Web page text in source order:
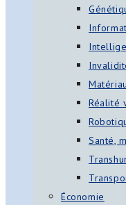
Réalité
Santé,
Économie